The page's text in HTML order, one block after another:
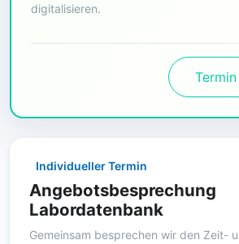
digitalisieren.
Individueller Termin
Angebotsbesprechung
Labordatenbank
Gemeinsam besprechen wir den Zeit-